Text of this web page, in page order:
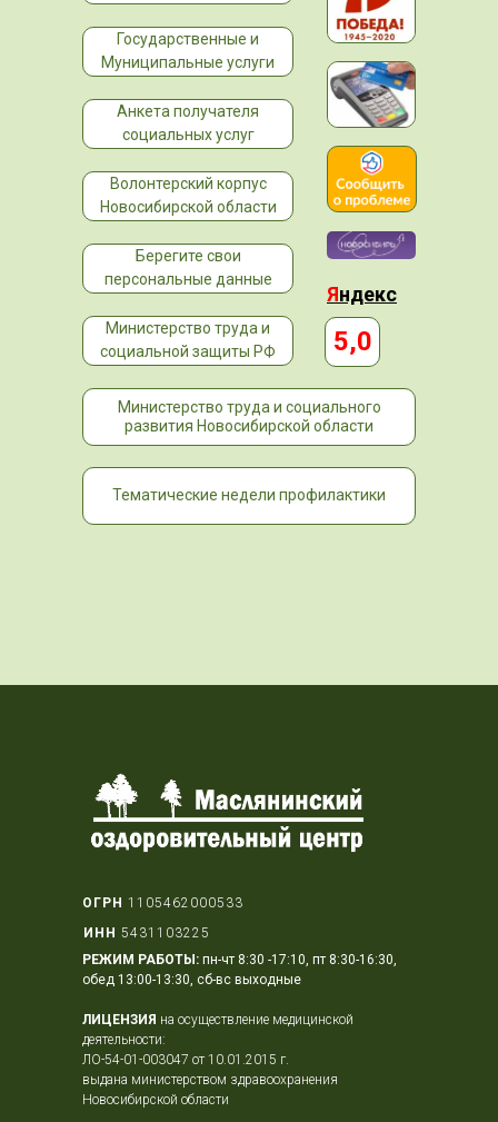
Волонтерский корпус
Новосибирской области
Государственные и
Муниципальные услуги
Берегите свои
персональные данные
Анкета получателя
социальных услуг
Министерство труда и социального
развития Новосибирской области
Министерство труда и
социальной защиты РФ
5,0
Яндекс
Тематические недели профилактики
ОГРН 1105462000533
РЕЖИМ РАБОТЫ: пн-чт 8:30 -17:10, пт 8:30-16:30,
обед 13:00-13:30, сб-вс выходные
ЛИЦЕНЗИЯ на осуществление медицинской
деятельности:
ЛО-54-01-003047 от 10.01.2015 г.
выдана министерством здравоохранения
Новосибирской области
ИНН 5431103225